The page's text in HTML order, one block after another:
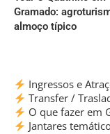
Gramado:
almoço típico
Ingressos e
Transfer /
O que fazer em
Jantares